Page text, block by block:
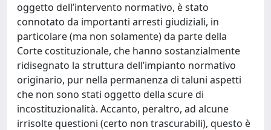
oggetto dell’intervento normativo, è stato
connotato da importanti arresti giudiziali, in
particolare (ma non solamente) da parte della
Corte costituzionale, che hanno sostanzialmente
ridisegnato la struttura dell’impianto normativo
originario, pur nella permanenza di taluni aspetti
che non sono stati oggetto della scure di
incostituzionalità. Accanto, peraltro, ad alcune
irrisolte questioni (certo non trascurabili), questo è